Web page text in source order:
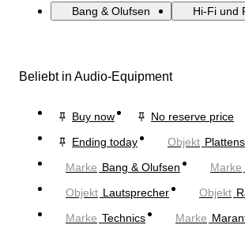
Bang & Olufsen Hi-Fi und
Beliebt in Audio-Equipment
Buy now
No reserve price
Ending today
Objekt
Marke Bang & Olufsen Marke
Objekt Lautsprecher Objekt
Marke Technics Marke